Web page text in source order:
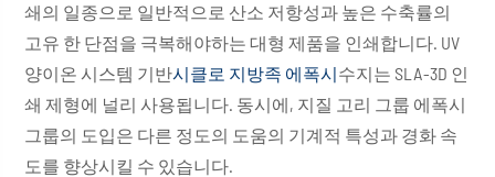
쇄의 일종으로 일반적으로 산소 저항성과 높은 수축률의
고유 한 단점을 극복해야하는 대형 제품을 인쇄합니다. UV
양이온 시스템 기반시클로 지방족 에폭시수지는 SLA-3D 인
쇄 제형에 널리 사용됩니다. 동시에, 지질 고리 그룹 에폭시
그룹의 도입은 다른 정도의 도움의 기계적 특성과 경화 속
도를 향상시킬 수 있습니다.